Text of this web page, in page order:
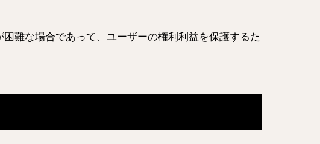
難な場合であって、ユーザーの権利利益を保護するた